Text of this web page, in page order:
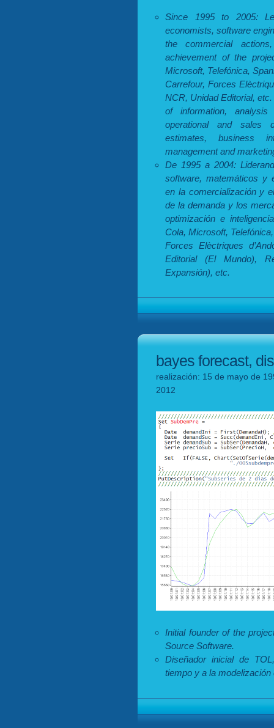
Since 1995 to 2005:
economists, software
the commercial
achievement of the
Microsoft, Telefónica,
Carrefour, Forces
NCR, Unidad Editorial,
of information,
operational and sales
estimates, business
management and
De 1995 a 2004:
software, matemáticos y
en la comercialización y
de la demanda y los
optimización e
Cola, Microsoft,
Forces Elèctriques
Editorial (El Mundo),
Expansión), etc.
bayes forecast,
realización: 15 de mayo de
2012
Initial founder of the
Source Software.
Diseñador inicial de
tiempo y a la